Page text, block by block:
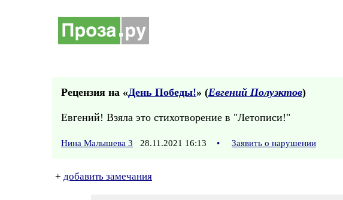
Рецензия на «День Победы!» (Евгений Полуэктов)
Евгений! Взяла это стихотворение в "Летописи!"
Нина Малышева 3 28.11.2021 16:13 • Заявить о нарушении
+ добавить замечания